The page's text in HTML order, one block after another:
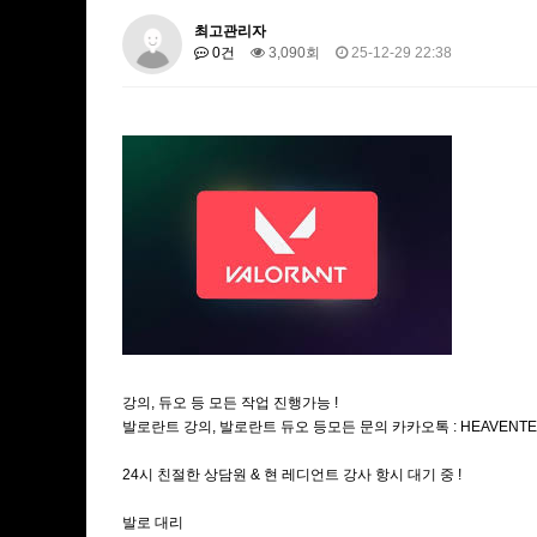
최고관리자
0건
3,090회 25-12-29 22:38
강의, 듀오 등 모든 작업 진행가능 !
발로란트 강의, 발로란트 듀오 등모든 문의 카카오톡 :
24시 친절한 상담원 & 현 레디언트 강사 항시 대기 중 !
발로 대리